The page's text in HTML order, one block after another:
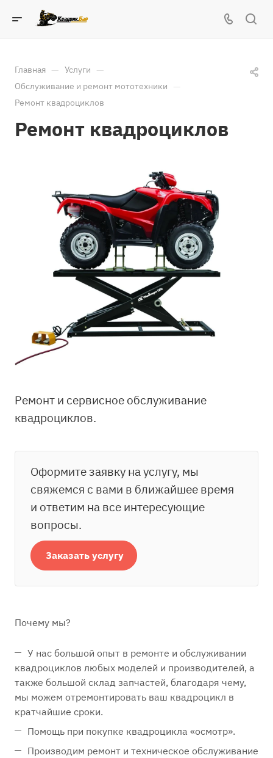
Главная — Услуги —
Обслуживание и ремонт мототехники —
Ремонт квадроциклов
Ремонт квадроциклов
Ремонт и сервисное обслуживание
квадроциклов.
Оформите заявку на услугу, мы
свяжемся с вами в ближайшее время
и ответим на все интересующие
вопросы.
Заказать услугу
Почему мы?
У нас большой опыт в ремонте и обслуживании
квадроциклов любых моделей и производителей, а
также большой склад запчастей, благодаря чему,
мы можем отремонтировать ваш квадроцикл в
кратчайшие сроки.
Помощь при покупке квадроцикла «осмотр».
Производим ремонт и техническое обслуживание